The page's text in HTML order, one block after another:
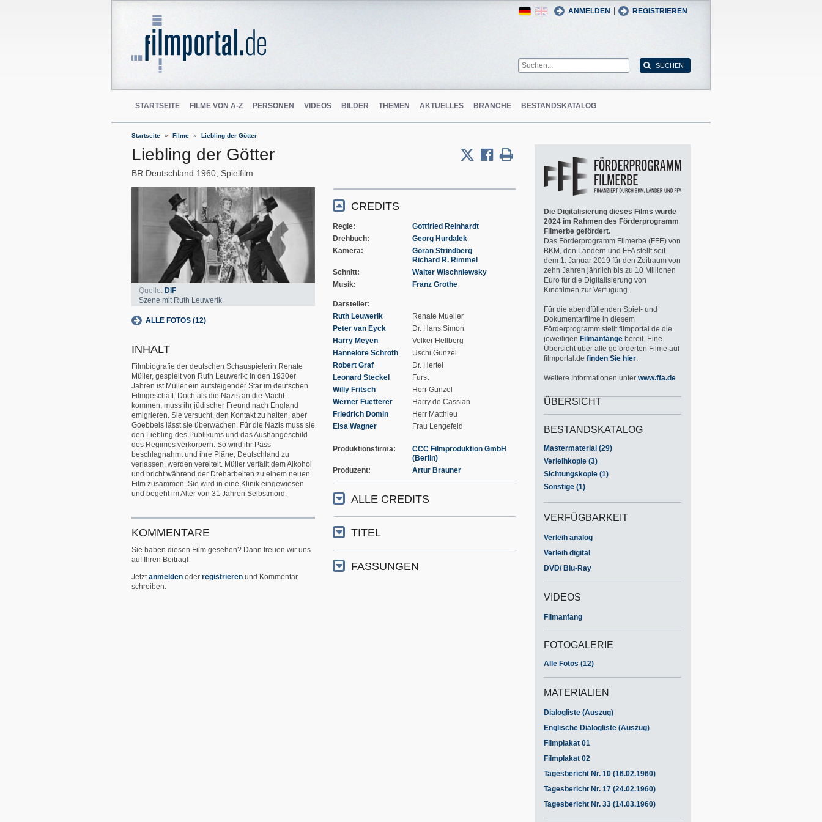
ANMELDEN REGISTRIEREN
English
German
STARTSEITE FILME VON A-Z PERSONEN VIDEOS BILDER THEMEN AKTUELLES BRANCHE BESTANDSKATALOG
Startseite Filme Liebling der Götter
Liebling der Götter
BR Deutschland 1960 Spielfilm
Quelle: DIF
Szene mit Ruth Leuwerik
ALLE FOTOS (12)
INHALT
Filmbiografie der deutschen Schauspielerin Renate
Müller, gespielt von Ruth Leuwerik: In den 1930er
Jahren ist Müller ein aufsteigender Star im deutschen
Filmgeschäft. Doch als die Nazis an die Macht
kommen, muss ihr jüdischer Freund nach England
emigrieren. Sie versucht, den Kontakt zu halten, aber
Goebbels lässt sie überwachen. Für die Nazis muss sie
den Liebling des Publikums und das Aushängeschild
des Regimes verkörpern. So wird ihr Pass
beschlagnahmt und ihre Pläne, Deutschland zu
verlassen, werden vereitelt. Müller verfällt dem Alkohol
und bricht während der Dreharbeiten zu einem neuen
Film zusammen. Sie wird in eine Klinik eingewiesen
und begeht im Alter von 31 Jahren Selbstmord.
KOMMENTARE
Sie haben diesen Film gesehen? Dann freuen wir uns
auf Ihren Beitrag!
Jetzt anmelden oder registrieren und Kommentar
schreiben.
CREDITS
Regie
Gottfried Reinhardt
Drehbuch
Georg Hurdalek
Kamera
Göran Strindberg
Richard R. Rimmel
Schnitt
Walter Wischniewsky
Musik
Franz Grothe
Darsteller
Ruth Leuwerik
Renate Mueller
Peter van Eyck
Dr. Hans Simon
Harry Meyen
Volker Hellberg
Hannelore Schroth
Uschi Gunzel
Robert Graf
Dr. Hertel
Leonard Steckel
Furst
Willy Fritsch
Herr Günzel
Werner Fuetterer
Harry de Cassian
Friedrich Domin
Herr Matthieu
Elsa Wagner
Frau Lengefeld
Produktionsfirma
CCC Filmproduktion GmbH
(Berlin)
Produzent
Artur Brauner
ALLE CREDITS
TITEL
FASSUNGEN
Die Digitalisierung dieses Films wurde
2024 im Rahmen des Förderprogramm
Filmerbe gefördert.
Das Förderprogramm Filmerbe (FFE) von
BKM, den Ländern und FFA stellt seit
dem 1. Januar 2019 für den Zeitraum von
zehn Jahren jährlich bis zu 10 Millionen
Euro für die Digitalisierung von
Kinofilmen zur Verfügung.
Für die abendfüllenden Spiel- und
Dokumentarfilme in diesem
Förderprogramm stellt filmportal.de die
jeweiligen Filmanfänge bereit. Eine
Übersicht über alle geförderten Filme auf
filmportal.de finden Sie hier
Weitere Informationen unter www.ffa.de
ÜBERSICHT
BESTANDSKATALOG
Mastermaterial (29)
Verleihkopie (3)
Sichtungskopie (1)
Sonstige (1)
VERFÜGBARKEIT
Verleih analog
Verleih digital
DVD/ Blu-Ray
VIDEOS
Filmanfang
FOTOGALERIE
Alle Fotos (12)
MATERIALIEN
Dialogliste (Auszug)
Englische Dialogliste (Auszug)
Filmplakat 01
Filmplakat 02
Tagesbericht Nr. 10 (16.02.1960)
Tagesbericht Nr. 17 (24.02.1960)
Tagesbericht Nr. 33 (14.03.1960)